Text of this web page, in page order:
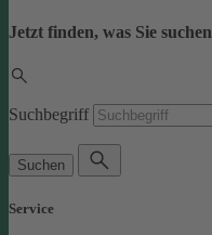
Jetzt finden, was Sie suchen
Suchbegriff
Suchen
Service